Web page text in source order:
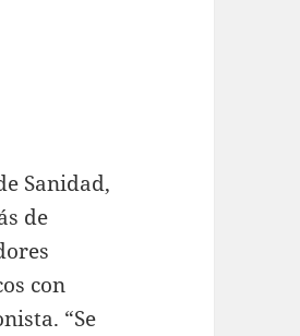
Sanidad,
de
con
“Se